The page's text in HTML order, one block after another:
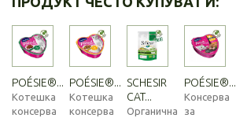
POÉSIE®...
Котешка
консерва
POÉSIE®...
Котешка
консерва
SCHESIR
CAT...
Органична
POÉSIE®...
Консерва
за